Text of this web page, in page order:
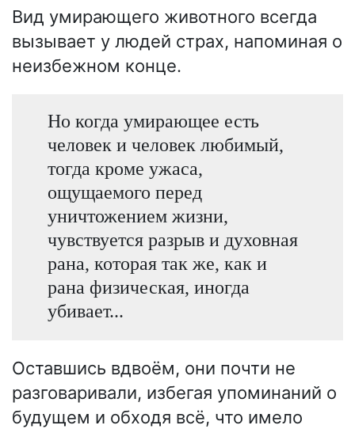
Вид умирающего животного всегда
вызывает у людей страх, напоминая о
неизбежном конце.
Но когда умирающее есть
человек и человек любимый,
тогда кроме ужаса,
ощущаемого перед
уничтожением жизни,
чувствуется разрыв и духовная
рана, которая так же, как и
рана физическая, иногда
убивает...
Оставшись вдвоём, они почти не
разговаривали, избегая упоминаний о
будущем и обходя всё, что имело